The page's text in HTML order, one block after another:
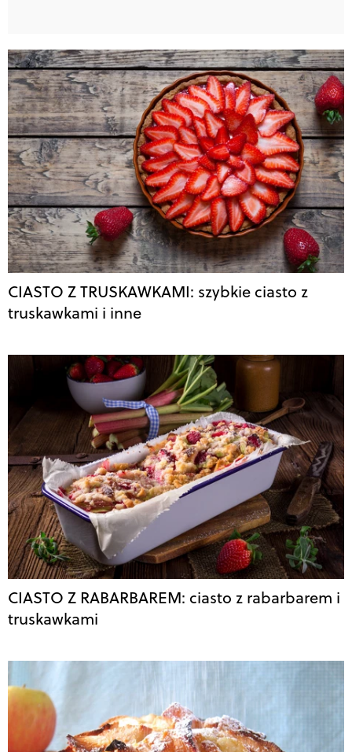
CIASTO Z TRUSKAWKAMI: szybkie ciasto z
truskawkami i inne
CIASTO Z RABARBAREM: ciasto z rabarbarem i
truskawkami